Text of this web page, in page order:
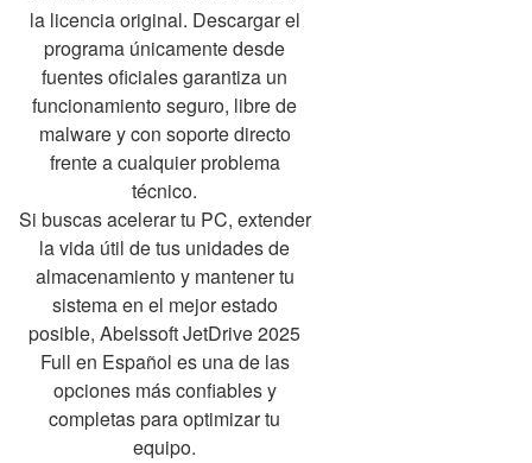
la licencia original. Descargar el
programa únicamente desde
fuentes oficiales garantiza un
funcionamiento seguro, libre de
malware y con soporte directo
frente a cualquier problema
técnico.
Si buscas acelerar tu PC, extender
la vida útil de tus unidades de
almacenamiento y mantener tu
sistema en el mejor estado
posible, Abelssoft JetDrive 2025
Full en Español es una de las
opciones más confiables y
completas para optimizar tu
equipo.